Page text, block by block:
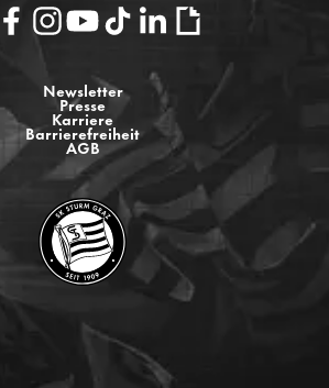
Newsletter
Presse
Karriere
Barrierefreiheit
AGB